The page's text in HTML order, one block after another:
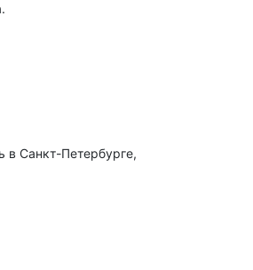
Санкт-Петербурге,